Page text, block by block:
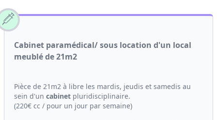
Cabinet paramédical/ sous location d'un local
meublé de 21m2
Pièce de 21m2 à libre les mardis, jeudis et samedis au
sein d'un cabinet pluridisciplinaire.
(220€ cc / pour un jour par semaine)